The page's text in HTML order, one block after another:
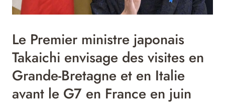
Le Premier ministre japonais
Takaichi envisage des visites en
Grande-Bretagne et en Italie
avant le G7 en France en juin